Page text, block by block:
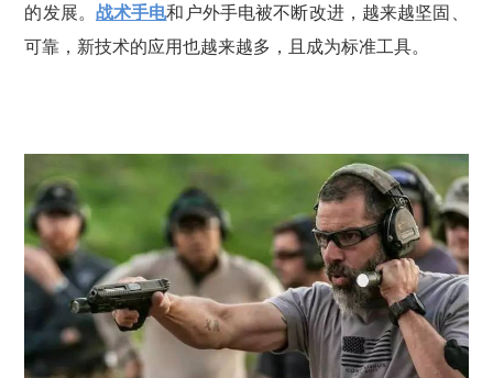
的发展。 战术手电和户外手电被不断改进，越来越坚固、
可靠，新技术的应用也越来越多，且成为标准工具。